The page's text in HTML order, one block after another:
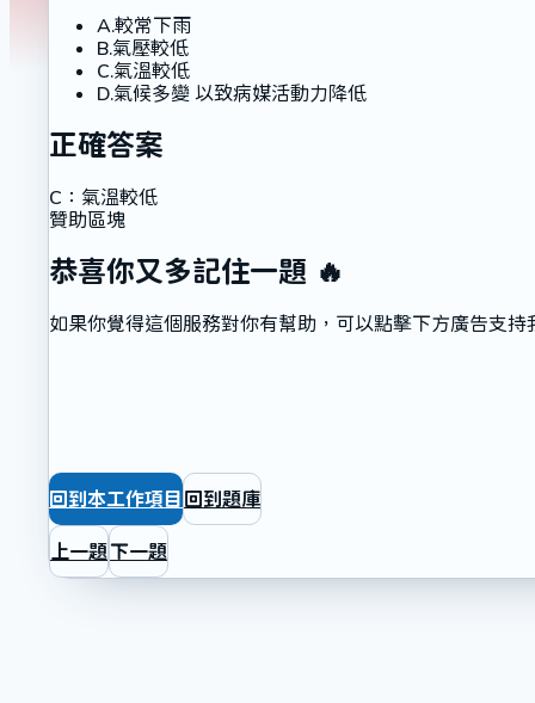
A.較常下雨
B.氣壓較低
C.氣溫較低
D.氣候多變 以致病媒活動力降低
正確答案
C ： 氣溫較低
贊助區塊
恭喜你又多記住一題 🔥
如果你覺得這個服務對你有幫助，可以點擊下方廣告支持
回到本工作項目 回到題庫
上一題下一題